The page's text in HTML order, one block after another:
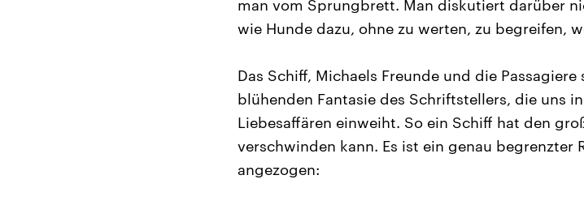
man vom Sprungbrett. Man diskutiert darüber
wie Hunde dazu, ohne zu werten, zu begreifen,
Das Schiff, Michaels Freunde und die
blühenden Fantasie des Schriftstellers, die uns
Liebesaffären einweiht. So ein Schiff hat den
verschwinden kann. Es ist ein genau begrenzter
angezogen: